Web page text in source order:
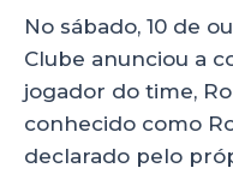
No sábado, 10 de
Clube anunciou a
jogador do time,
conhecido como
declarado pelo